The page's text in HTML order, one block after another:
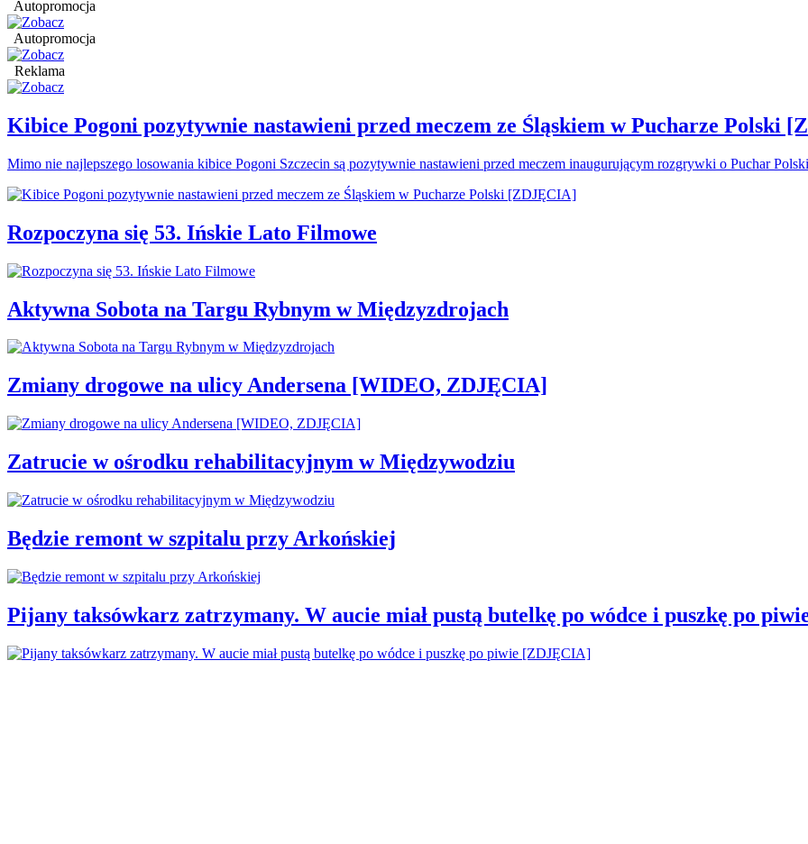
Autopromocja
Autopromocja
Reklama
Kibice Pogoni pozytywnie nastawieni przed meczem ze Śląskiem w Pucharze Polski
Mimo nie najlepszego losowania kibice Pogoni Szczecin są pozytywnie nastawieni przed meczem inaugurującym rozgrywki o Puchar
Rozpoczyna się 53. Ińskie Lato Filmowe
Aktywna Sobota na Targu Rybnym w Międzyzdrojach
Zmiany drogowe na ulicy Andersena [WIDEO, ZDJĘCIA]
Zatrucie w ośrodku rehabilitacyjnym w Międzywodziu
Będzie remont w szpitalu przy Arkońskiej
Pijany taksówkarz zatrzymany. W aucie miał pustą butelkę po wódce i puszkę po